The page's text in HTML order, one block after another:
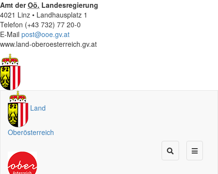
Amt derOö. Landesregierung
4021 Linz • Landhausplatz 1
Telefon (+43 732) 77 20-0
E-Mail post@ooe.gv.at
www.land-oberoesterreich.gv.at
Land
Oberösterreich